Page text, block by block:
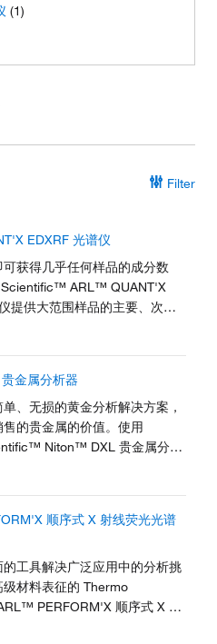
(1)
Filter
EDXRF 光谱仪
获得几乎任何样品的成分数
Scientific™ ARL™ QUANT'X
提供大范围样品的主要、次要
统配备无标样软件和配件，可
实验室、学术机构以及环境监
矿、法医、食品、电子、水泥
元素分析需求。
金属分析器
、无损的黄金分析解决方案，
的贵金属的价值。使用
Niton™ DXL 贵金属分析
的柜台使用而设计，只需一键
获取黄金检测和金属分析的可
顺序式 X 射线荧光光谱
工具解决广泛应用中的分析挑
材料表征的 Thermo
PERFORM'X 顺序式 X 射